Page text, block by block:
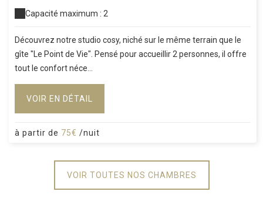
Capacité maximum : 2
Découvrez notre studio cosy, niché sur le même terrain que le
gîte "Le Point de Vie". Pensé pour accueillir 2 personnes, il offre
tout le confort néce...
VOIR EN DÉTAIL
à partir de 75€ /nuit
VOIR TOUTES NOS CHAMBRES